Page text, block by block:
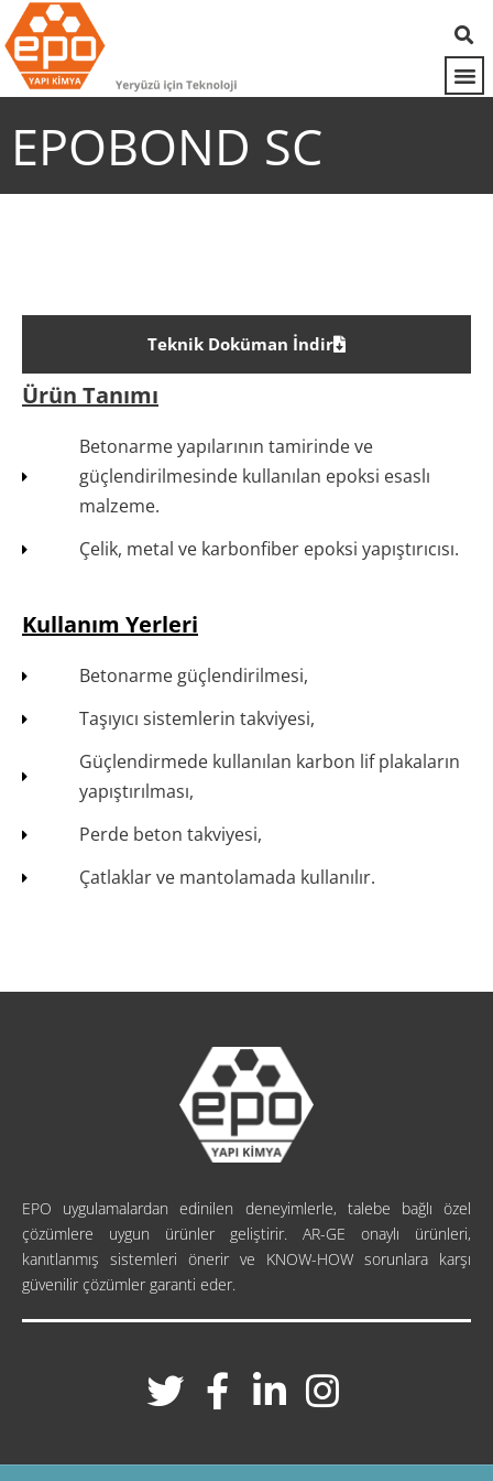
EPOBOND SC
Teknik Doküman İndir
Ürün Tanımı
Betonarme yapılarının tamirinde ve
güçlendirilmesinde kullanılan epoksi esaslı
malzeme.
Çelik, metal ve karbonfiber epoksi yapıştırıcısı.
Kullanım Yerleri
Betonarme güçlendirilmesi,
Taşıyıcı sistemlerin takviyesi,
Güçlendirmede kullanılan karbon lif plakaların
yapıştırılması,
Perde beton takviyesi,
Çatlaklar ve mantolamada kullanılır.
EPO uygulamalardan edinilen deneyimlerle, talebe bağlı özel
çözümlere uygun ürünler geliştirir. AR-GE onaylı ürünleri,
kanıtlanmış sistemleri önerir ve KNOW-HOW sorunlara karşı
güvenilir çözümler garanti eder.